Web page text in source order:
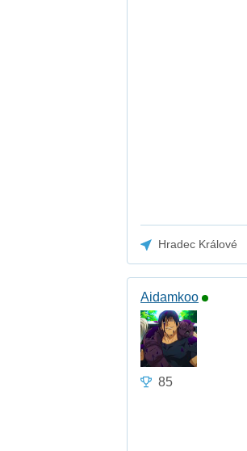
Hradec Králové
Aidamkoo
85